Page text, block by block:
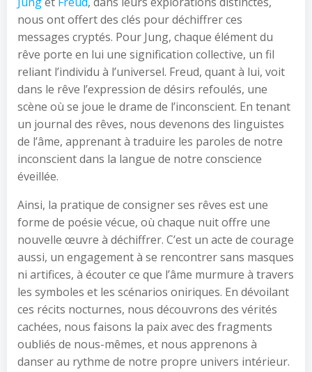
nous ont offert des clés pour déchiffrer ces
messages cryptés. Pour Jung, chaque élément du
rêve porte en lui une signification collective, un fil
reliant l’individu à l’universel. Freud, quant à lui, voit
dans le rêve l’expression de désirs refoulés, une
scène où se joue le drame de l’inconscient. En tenant
un journal des rêves, nous devenons des linguistes
de l’âme, apprenant à traduire les paroles de notre
inconscient dans la langue de notre conscience
éveillée.
Ainsi, la pratique de consigner ses rêves est une
forme de poésie vécue, où chaque nuit offre une
nouvelle œuvre à déchiffrer. C’est un acte de courage
aussi, un engagement à se rencontrer sans masques
ni artifices, à écouter ce que l’âme murmure à travers
les symboles et les scénarios oniriques. En dévoilant
ces récits nocturnes, nous découvrons des vérités
cachées, nous faisons la paix avec des fragments
oubliés de nous-mêmes, et nous apprenons à
danser au rythme de notre propre univers intérieur.